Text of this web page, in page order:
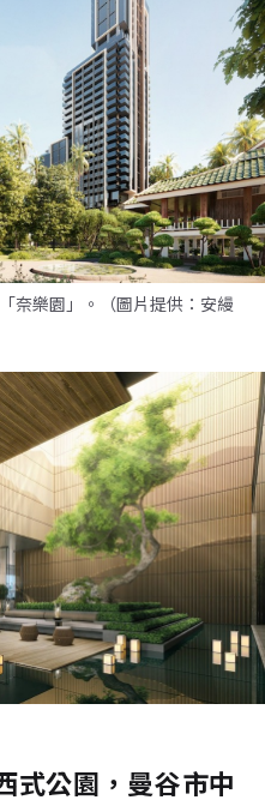
奈樂園」。（圖片提供：安縵
式公園，曼谷市中